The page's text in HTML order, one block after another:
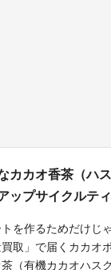
カカオ香茶（ハ
ップサイクルテ
を作るためだけじ
取」で届くカカオ
（有機カカオハス